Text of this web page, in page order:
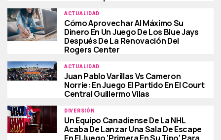
ACTUALIDAD
Cómo Aprovechar Al Máximo Su
Dinero En Un Juego De Los Blue Jays
Después De La Renovación Del
Rogers Center
ACTUALIDAD
Juan Pablo Varillas Vs Cameron
Norrie: En Juego El Partido En El Court
Central Guillermo Vilas
DIVERSIÓN
Un Equipo Canadiense De La NHL
Acaba De Lanzar Una Sala De Escape